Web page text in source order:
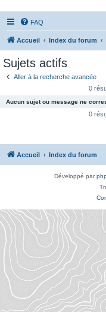
FAQ
Accueil Index du forum
Sujets actifs
Aller à la recherche avancée
0
Aucun sujet ou message ne
0
Accueil Index du forum
Développé par